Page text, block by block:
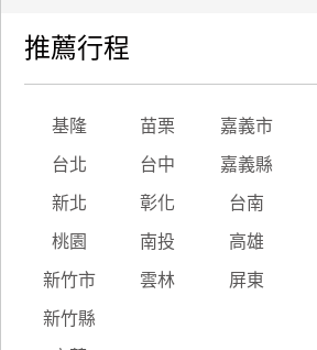
推薦行程
基隆 苗栗 嘉義市
台北 台中 嘉義縣
新北 彰化 台南
桃園 南投 高雄
新竹市 雲林 屏東
新竹縣